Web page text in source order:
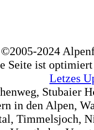
©2005-2024
Seite ist
Letzes
Stubaier
in den Alpen,
Timmelsjoch,